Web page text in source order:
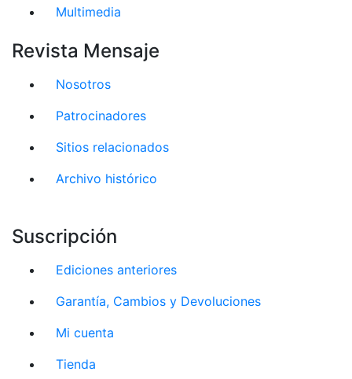
Multimedia
Revista Mensaje
Nosotros
Patrocinadores
Sitios relacionados
Archivo histórico
Suscripción
Ediciones anteriores
Garantía, Cambios y Devoluciones
Mi cuenta
Tienda